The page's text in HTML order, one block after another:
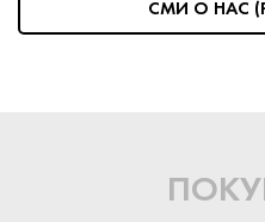
выступает гарантом
СМИ О НАС